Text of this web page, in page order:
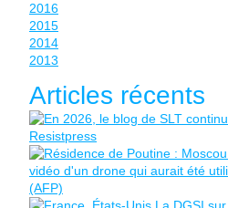
2016
2015
2014
2013
Articles récents